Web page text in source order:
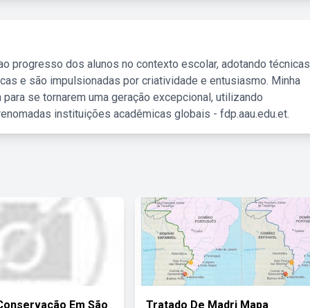
progresso dos alunos no contexto escolar, adotando técnicas
e são impulsionadas por criatividade e entusiasmo. Minha
se tornarem uma geração excepcional, utilizando
instituições acadêmicas globais - fdp.aau.edu.et.
Em São Tratado De Madri Mapa